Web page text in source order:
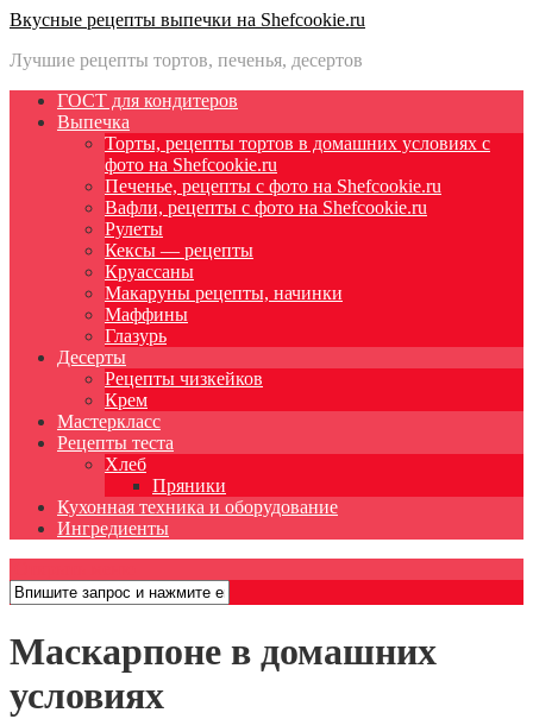
Вкусные рецепты выпечки на Shefcookie.ru
Лучшие рецепты тортов, печенья, десертов
ГОСТ для кондитеров
Выпечка
Торты, рецепты тортов в домашних условиях с
фото на Shefcookie.ru
Печенье, рецепты с фото на Shefcookie.ru
Вафли, рецепты с фото на Shefcookie.ru
Рулеты
Кексы — рецепты
Круассаны
Макаруны рецепты, начинки
Маффины
Глазурь
Десерты
Рецепты чизкейков
Крем
Мастеркласс
Рецепты теста
Хлеб
Пряники
Кухонная техника и оборудование
Ингредиенты
Маскарпоне в домашних
условиях